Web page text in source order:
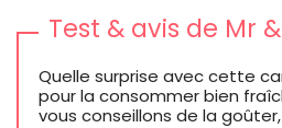
Test & avis de Mr
Quelle surprise avec cette
pour la consommer bien
vous conseillons de la